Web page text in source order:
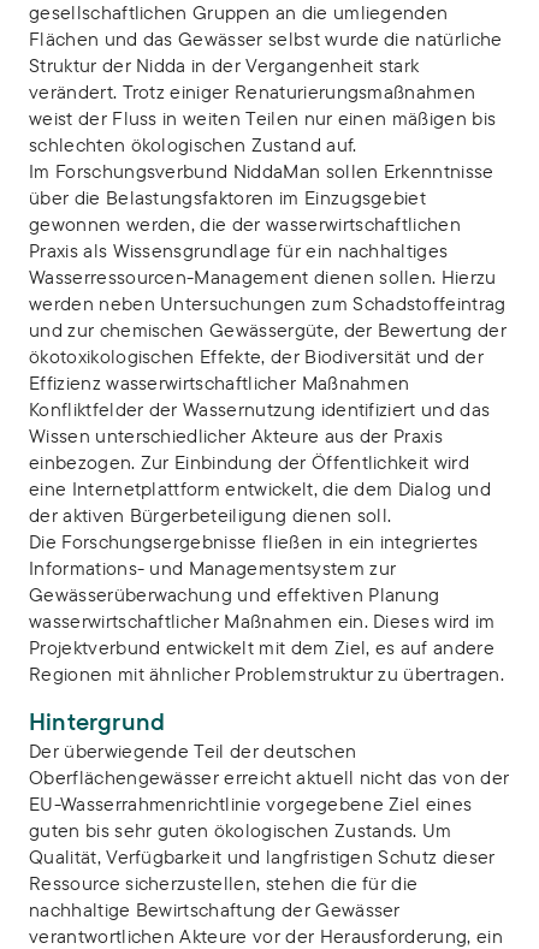
gesellschaftlichen Gruppen an die umliegenden
Flächen und das Gewässer selbst wurde die natürliche
Struktur der Nidda in der Vergangenheit stark
verändert. Trotz einiger Renaturierungsmaßnahmen
weist der Fluss in weiten Teilen nur einen mäßigen bis
schlechten ökologischen Zustand auf.
Im Forschungsverbund NiddaMan sollen Erkenntnisse
über die Belastungsfaktoren im Einzugsgebiet
gewonnen werden, die der wasserwirtschaftlichen
Praxis als Wissensgrundlage für ein nachhaltiges
Wasserressourcen-Management dienen sollen. Hierzu
werden neben Untersuchungen zum Schadstoffeintrag
und zur chemischen Gewässergüte, der Bewertung der
ökotoxikologischen Effekte, der Biodiversität und der
Effizienz wasserwirtschaftlicher Maßnahmen
Konfliktfelder der Wassernutzung identifiziert und das
Wissen unterschiedlicher Akteure aus der Praxis
einbezogen. Zur Einbindung der Öffentlichkeit wird
eine Internetplattform entwickelt, die dem Dialog und
der aktiven Bürgerbeteiligung dienen soll.
Die Forschungsergebnisse fließen in ein integriertes
Informations- und Managementsystem zur
Gewässerüberwachung und effektiven Planung
wasserwirtschaftlicher Maßnahmen ein. Dieses wird im
Projektverbund entwickelt mit dem Ziel, es auf andere
Regionen mit ähnlicher Problemstruktur zu übertragen.
Hintergrund
Der überwiegende Teil der deutschen
Oberflächengewässer erreicht aktuell nicht das von der
EU-Wasserrahmenrichtlinie vorgegebene Ziel eines
guten bis sehr guten ökologischen Zustands. Um
Qualität, Verfügbarkeit und langfristigen Schutz dieser
Ressource sicherzustellen, stehen die für die
nachhaltige Bewirtschaftung der Gewässer
verantwortlichen Akteure vor der Herausforderung, ein